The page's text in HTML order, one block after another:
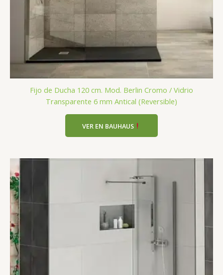
Fijo de Ducha 120 cm. Mod. Berlin Cromo / Vidrio
Transparente 6 mm Antical (Reversible)
VER EN BAUHAUS